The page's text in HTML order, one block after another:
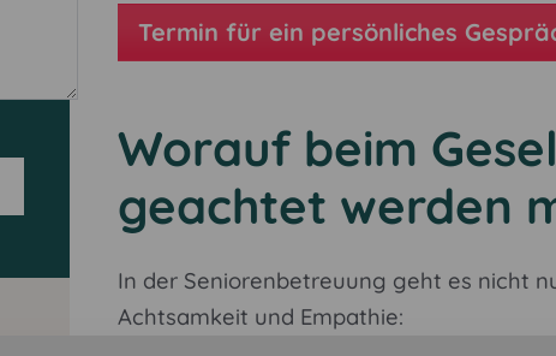
Termin für ein persönliches
Worauf beim
geachtet werden
In der Seniorenbetreuung geht es nicht
Achtsamkeit und Empathie: